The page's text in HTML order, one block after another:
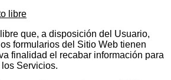
libre
que, a disposición del Usuario,
formularios del Sitio Web tienen
finalidad el recabar información para
Servicios.